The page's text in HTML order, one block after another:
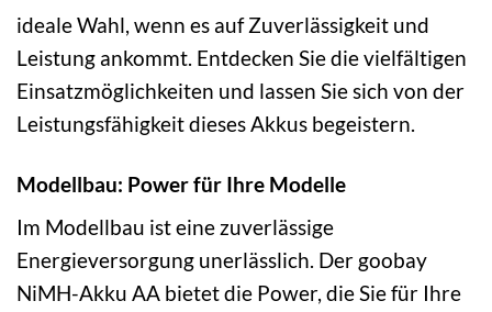
ideale Wahl, wenn es auf Zuverlässigkeit und
Leistung ankommt. Entdecken Sie die vielfältigen
Einsatzmöglichkeiten und lassen Sie sich von der
Leistungsfähigkeit dieses Akkus begeistern.
Modellbau: Power für Ihre Modelle
Im Modellbau ist eine zuverlässige
Energieversorgung unerlässlich. Der goobay
NiMH-Akku AA bietet die Power, die Sie für Ihre